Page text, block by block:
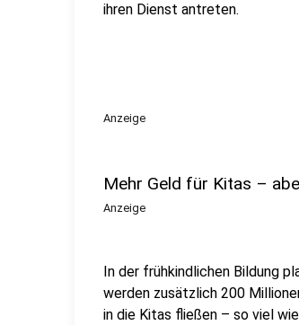
ihren Dienst antreten.
Anzeige
Mehr Geld für Kitas –
Anzeige
In der frühkindlichen Bildung
werden zusätzlich 200
in die Kitas fließen – so viel